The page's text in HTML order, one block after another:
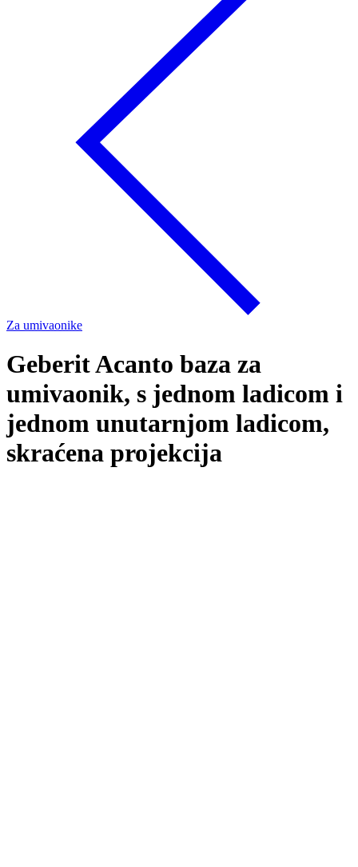
Za umivaonike
Geberit Acanto baza za
umivaonik, s jednom ladicom i
jednom unutarnjom ladicom,
skraćena projekcija